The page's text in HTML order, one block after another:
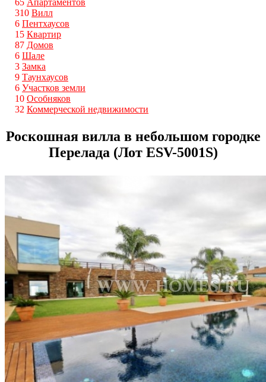
310 Вилл
6 Пентхаусов
15 Квартир
87 Домов
6 Шале
3 Замка
9 Таунхаусов
6 Участков земли
10 Особняков
32 Коммерческой недвижимости
Роскошная вилла в небольшом городке
Перелада (Лот ESV-5001S)